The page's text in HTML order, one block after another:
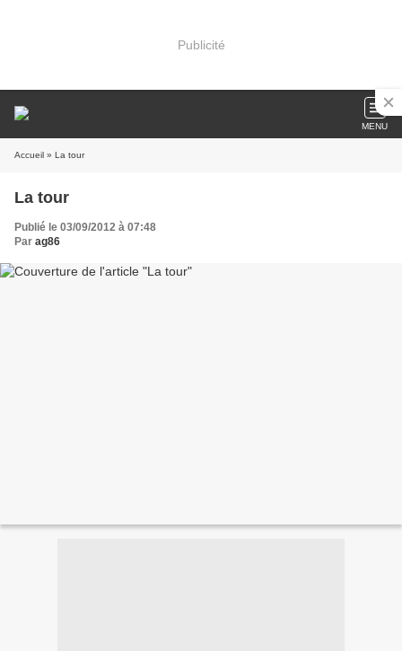
Publicité
MENU
Accueil » La tour
La tour
Publié le 03/09/2012 à 07:48
Par ag86